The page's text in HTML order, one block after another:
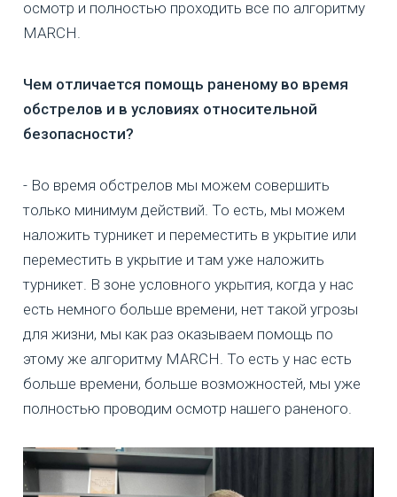
осмотр и полностью проходить все по алгоритму
MARCH.
Чем отличается помощь раненому во время
обстрелов и в условиях относительной
безопасности?
- Во время обстрелов мы можем совершить
только минимум действий. То есть, мы можем
наложить турникет и переместить в укрытие или
переместить в укрытие и там уже наложить
турникет. В зоне условного укрытия, когда у нас
есть немного больше времени, нет такой угрозы
для жизни, мы как раз оказываем помощь по
этому же алгоритму MARCH. То есть у нас есть
больше времени, больше возможностей, мы уже
полностью проводим осмотр нашего раненого.